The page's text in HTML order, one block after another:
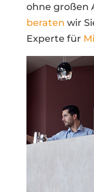
ohne großen
beraten wir
Experte für